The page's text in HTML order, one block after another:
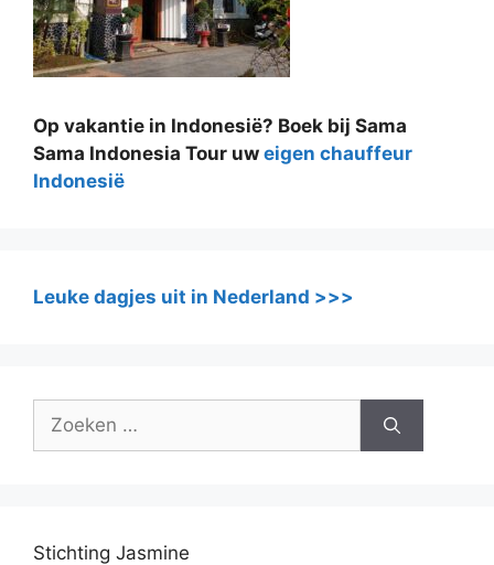
Op vakantie in Indonesië? Boek bij Sama
Sama Indonesia Tour uw eigen chauffeur
Indonesië
Leuke dagjes uit in Nederland >>>
naar:
Stichting Jasmine